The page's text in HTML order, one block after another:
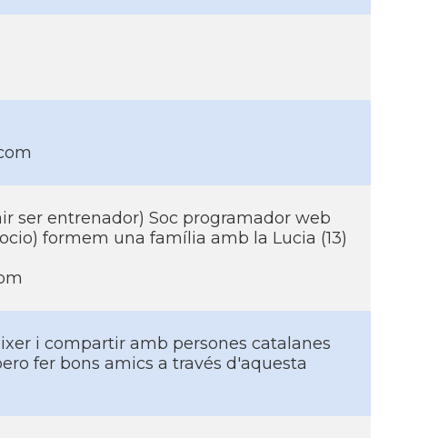
ser entrenador) Soc programador web
formem una famí­lia amb la Lucia (13)
i compartir amb persones catalanes
fer bons amics a través d'aquesta